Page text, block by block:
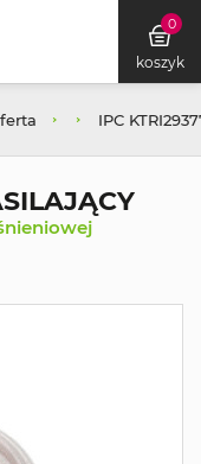
0
koszyk
IPC